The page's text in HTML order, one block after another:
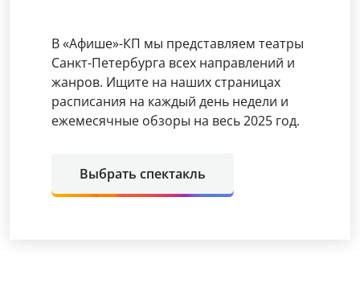
В «Афише»-КП мы представляем театры
Санкт-Петербурга всех направлений и
жанров. Ищите на наших страницах
расписания на каждый день недели и
ежемесячные обзоры на весь 2025 год.
Выбрать спектакль